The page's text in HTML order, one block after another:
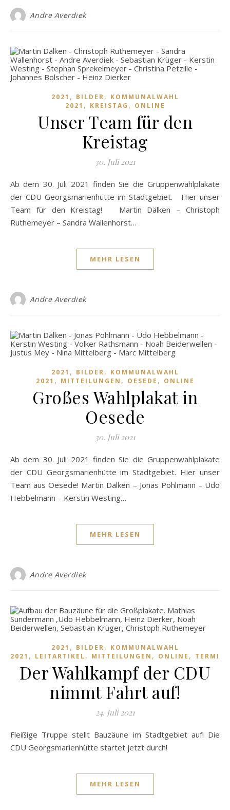
Andre Averdiek
2021 , BILDER, KOMMUNALWAHL
2021 , KREISTAG , ONLINE
Unser Team für den
Kreistag
30. Juli 2021
Ab dem 30. Juli 2021 finden Sie die Gruppenwahlplakate
der CDU Georgsmarienhütte im Stadtgebiet. Hier unser
Team für den Kreistag! Martin Dälken – Christoph
Ruthemeyer – Sandra Wallenhorst…
MEHR LESEN
Andre Averdiek
2021 , BILDER, KOMMUNALWAHL
2021 , MITTEILUNGEN , OESEDE , ONLINE
Großes Wahlplakat in
Oesede
30. Juli 2021
Ab dem 30. Juli 2021 finden Sie die Gruppenwahlplakate
der CDU Georgsmarienhütte im Stadtgebiet. Hier unser
Team aus Oesede! Martin Dälken – Jonas Pohlmann – Udo
Hebbelmann – Kerstin Westing…
MEHR LESEN
Andre Averdiek
2021 , BILDER, KOMMUNALWAHL
2021 , LEITARTIKEL, MITTEILUNGEN , ONLINE , TERMINE
Der Wahlkampf der CDU
nimmt Fahrt auf!
24. Juli 2021
Fleißige Truppe stellt Bauzäune im Stadtgebiet auf! Die
CDU Georgsmarienhütte startet jetzt durch!
MEHR LESEN